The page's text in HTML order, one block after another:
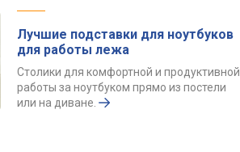
Лучшие подставки для ноутбуков
для работы лежа
Столики для комфортной и продуктивной
работы за ноутбуком прямо из постели
или на диване.